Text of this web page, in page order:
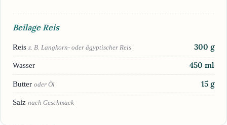
Beilage Reis
Reis z. B. Langkorn- oder ägyptischer Reis 300 g
Wasser 450 ml
Butter oder Öl 15 g
Salz nach Geschmack